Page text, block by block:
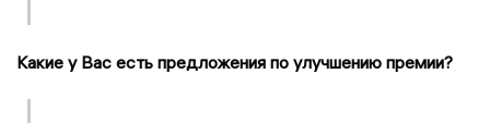
Какие у Вас есть предложения по улучшению премии?